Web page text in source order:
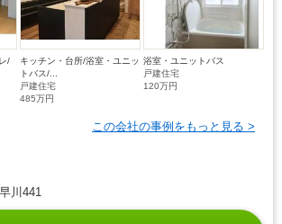
/
キッチン・台所/浴室・ユニッ
トバス/...
戸建住宅
485万円
浴室・ユニットバス
戸建住宅
120万円
この会社の事例をもっと見る >
川441